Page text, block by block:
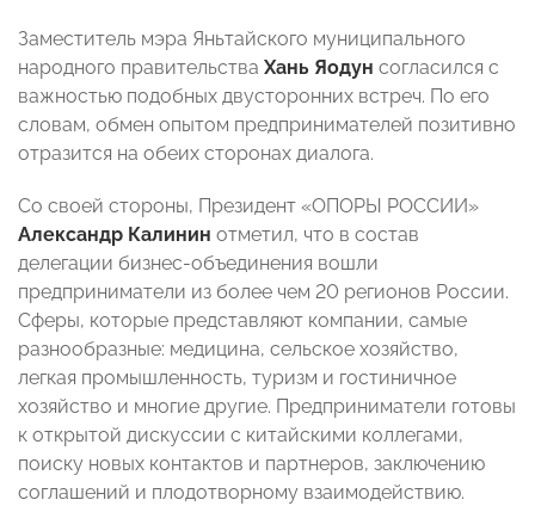
Заместитель мэра Яньтайского муниципального
народного правительства Хань Яодун согласился с
важностью подобных двусторонних встреч. По его
словам, обмен опытом предпринимателей позитивно
отразится на обеих сторонах диалога.
Со своей стороны, Президент «ОПОРЫ РОССИИ»
Александр Калинин отметил, что в состав
делегации бизнес-объединения вошли
предприниматели из более чем 20 регионов России.
Сферы, которые представляют компании, самые
разнообразные: медицина, сельское хозяйство,
легкая промышленность, туризм и гостиничное
хозяйство и многие другие. Предприниматели готовы
к открытой дискуссии с китайскими коллегами,
поиску новых контактов и партнеров, заключению
соглашений и плодотворному взаимодействию.